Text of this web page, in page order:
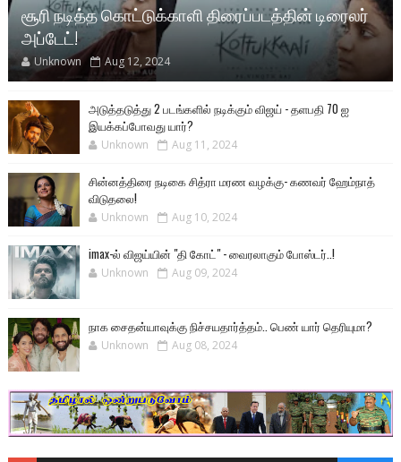
சூரி நடித்த கொட்டுக்காளி திரைப்படத்தின் டிரைலர்
அப்டேட்!
Unknown Aug 12, 2024
அடுத்தடுத்து 2 படங்களில் நடிக்கும் விஜய் - தளபதி 70 ஐ
இயக்கப்போவது யார்?
Unknown Aug 11, 2024
சின்னத்திரை நடிகை சித்ரா மரண வழக்கு- கணவர் ஹேம்நாத்
விடுதலை!
Unknown Aug 10, 2024
imax-ல் விஜய்யின் "தி கோட்" - வைரலாகும் போஸ்டர்..!
Unknown Aug 09, 2024
நாக சைதன்யாவுக்கு நிச்சயதார்த்தம்.. பெண் யார் தெரியுமா?
Unknown Aug 08, 2024